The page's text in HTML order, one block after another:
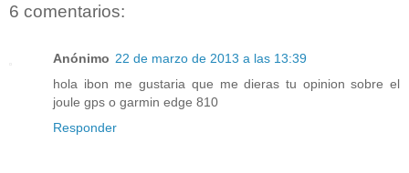
6 comentarios:
Anónimo 22 de marzo de 2013 a las 13:39
hola ibon me gustaria que me dieras tu opinion sobre el
joule gps o garmin edge 810
Responder